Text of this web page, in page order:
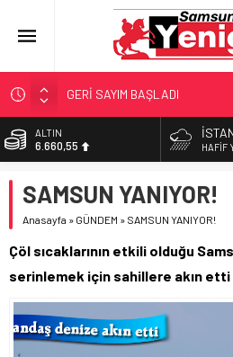
GERİ SAYIM BAŞLADI
SAMSUNSPOR’DA HEDEF
‘BAFRA’YA YATIRIM YAPIN!’
YÖNETİCİ SEÇERKEN YAPILAN
BİST
13.779,39
47,7111
EURO
6.660,55
HAFIF
SAMSUN YANIYOR!
Anasayfa » GÜNDEM » SAMSUN YANIYOR!
Çöl sıcaklarının etkili olduğu
serinlemek için sahillere akın etti